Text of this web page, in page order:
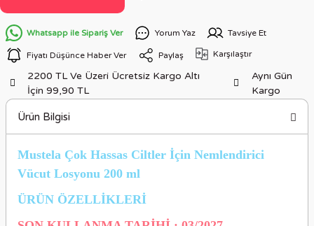
Whatsapp ile Sipariş Ver Yorum Yaz Tavsiye Et
Fiyatı Düşünce Haber Ver Paylaş Karşılaştır
2200 TL Ve Üzeri Ücretsiz Kargo Altı
İçin 99,90 TL
Aynı Gün
Kargo
Ürün Bilgisi
Mustela Çok Hassas Ciltler İçin Nemlendirici
Vücut Losyonu 200 ml
ÜRÜN ÖZELLİKLERİ